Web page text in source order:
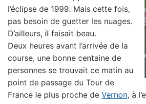
l’éclipse de 1999. Mais cette fois,
pas besoin de guetter les nuages.
D’ailleurs, il faisait beau.
Deux heures avant l’arrivée de la
course, une bonne centaine de
personnes se trouvait ce matin au
point de passage du Tour de
France le plus proche de Vernon, à